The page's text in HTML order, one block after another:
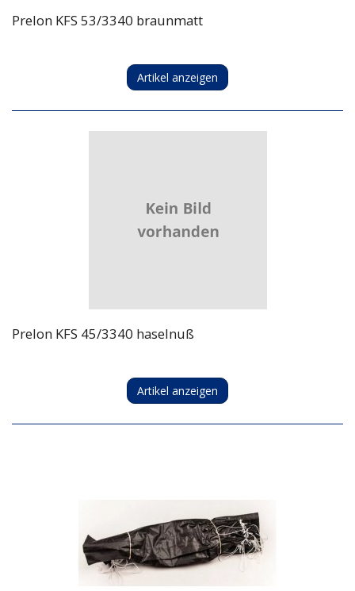
Prelon KFS 53/3340 braunmatt
Artikel anzeigen
Prelon KFS 45/3340 haselnuß
Artikel anzeigen